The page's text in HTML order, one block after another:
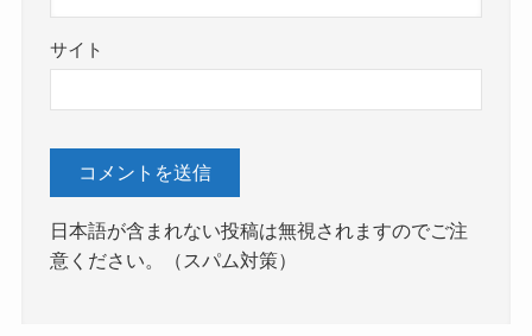
サイト
日本語が含まれない投稿は無視されますのでご注
意ください。（スパム対策）